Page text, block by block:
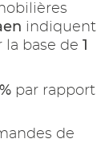
indiquent
la base de 1
par rapport
de